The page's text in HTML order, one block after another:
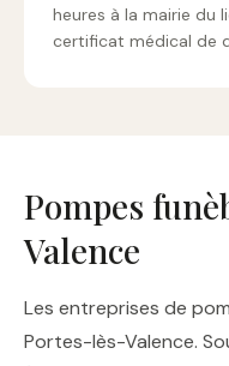
heures à la mairie du
certificat médical de
Pompes
Valence
Les entreprises de
Portes-lès-Valence.